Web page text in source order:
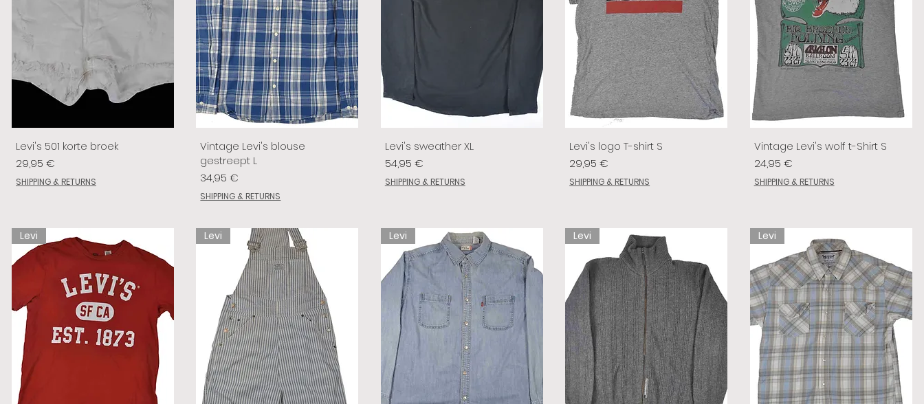
Levi's 501 korte broek
Prix
29,95 €
SHIPPING & RETURNS
Vintage Levi's blouse
gestreept L
Prix
34,95 €
SHIPPING & RETURNS
Levi's sweather XL
Prix
54,95 €
SHIPPING & RETURNS
Levi's logo T-shirt S
Prix
29,95 €
SHIPPING & RETURNS
Vintage Levi's wolf t-Shirt S
Prix
24,95 €
SHIPPING & RETURNS
Levi Levi Levi Levi Levi